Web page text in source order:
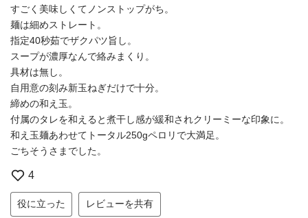
すごく美味しくてノンストップがち。
麺は細めストレート。
指定40秒茹でザクパツ旨し。
スープが濃厚なんで絡みまくり。
具材は無し。
自用意の刻み新玉ねぎだけで十分。
締めの和え玉。
付属のタレを和えると煮干し感が緩和されクリーミーな印象に。
和え玉麺あわせてトータル250gペロリで大満足。
ごちそうさまでした。
4
役に立った レビューを共有